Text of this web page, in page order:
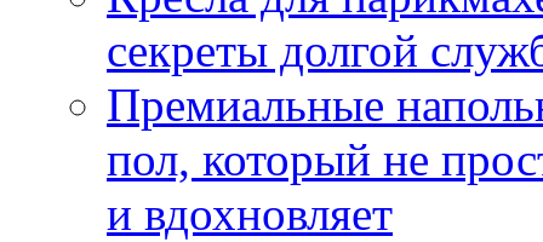
секреты долгой
Премиальные
пол, который не
и вдохновляет